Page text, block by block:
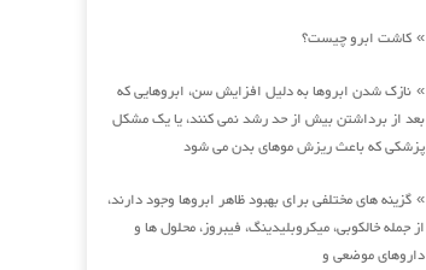
» کاشت ابرو چیست؟
» نازک شدن ابروها به دلیل افزایش سن، ابروهایی که
بعد از برداشتن بیش از حد رشد نمی کنند، یا یک مشکل
پزشکی که باعث ریزش موهای بدن می شود
» گزینه های مختلفی برای بهبود ظاهر ابروها وجود دارند،
از جمله خالکوبی، میکروبلیدینگ، فیبروز، محلول ها و
داروهای موضعی و